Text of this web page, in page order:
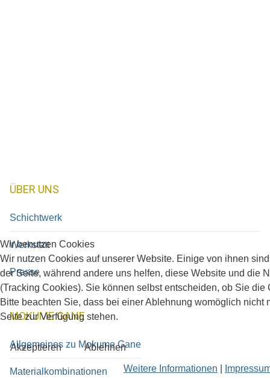
ÜBER UNS
Schichtwerk
Werkstatt
Presse
MOKUME GANE
Allgemeines zu Mokume Gane
Materialkombinationen
Wir benutzen Cookies
Wir nutzen Cookies auf unserer Website. Einige von ihnen
der Seite, während andere uns helfen, diese Website und die
(Tracking Cookies). Sie können selbst entscheiden, ob Sie die
Bitte beachten Sie, dass bei einer Ablehnung womöglich nicht
Seite zur Verfügung stehen.
Akzeptieren Ablehnen
Weitere Informationen